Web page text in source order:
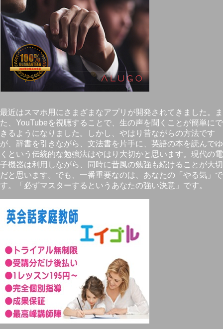
最近はスマホ用にさまざまなアプリが開発されてきました。ま
た、YouTubeを視聴することで、生の声を聞くことが簡単にで
きるようになりました。しかし、やはり昔ながらの方法です
が、辞書を引きながら、文法書を片手に、英語の本を読んでゆ
くという伝統的な勉強法はやはり大切かと思います。現代の電
子機器は利用しながら、同時に昔風の勉強も続けることが大切
だと思います。でも、一番重要なのは、あなたの「やる気」で
す。「必ずマスターするというあなたの強い決意」です。